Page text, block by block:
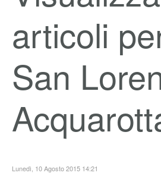
articoli
San
Lunedì, 10 Agosto 2015 14:21